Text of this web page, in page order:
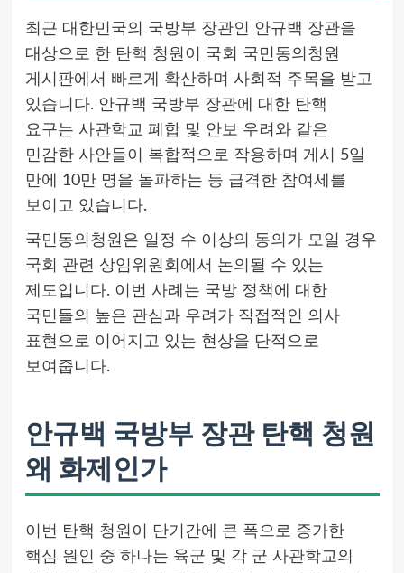
최근 대한민국의 국방부 장관인 안규백 장관을
대상으로 한 탄핵 청원이 국회 국민동의청원
게시판에서 빠르게 확산하며 사회적 주목을 받고
있습니다. 안규백 국방부 장관에 대한 탄핵
요구는 사관학교 폐합 및 안보 우려와 같은
민감한 사안들이 복합적으로 작용하며 게시 5일
만에 10만 명을 돌파하는 등 급격한 참여세를
보이고 있습니다.
국민동의청원은 일정 수 이상의 동의가 모일 경우
국회 관련 상임위원회에서 논의될 수 있는
제도입니다. 이번 사례는 국방 정책에 대한
국민들의 높은 관심과 우려가 직접적인 의사
표현으로 이어지고 있는 현상을 단적으로
보여줍니다.
안규백 국방부 장관 탄핵 청원
왜 화제인가
이번 탄핵 청원이 단기간에 큰 폭으로 증가한
핵심 원인 중 하나는 육군 및 각 군 사관학교의